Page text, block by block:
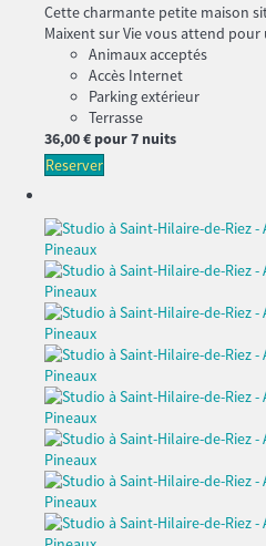
Cette charmante petite maison
Maixent sur Vie vous attend pour
Animaux acceptés
Accès Internet
Parking extérieur
Terrasse
36,00 € pour 7 nuits
Reserver